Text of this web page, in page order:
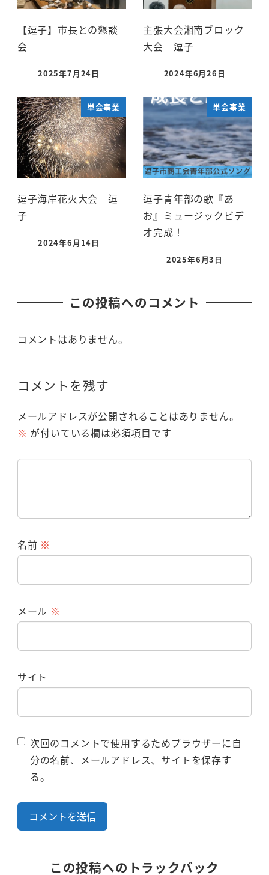
【逗子】市長との懇談
会
2025年7月24日
主張大会湘南ブロック
大会 逗子
2024年6月26日
単会事業
逗子海岸花火大会 逗
子
2024年6月14日
単会事業
逗子青年部の歌『あ
お』ミュージックビデ
オ完成！
2025年6月3日
この投稿へのコメント
コメントはありません。
コメントを残す
メールアドレスが公開されることはありません。
※ が付いている欄は必須項目です
名前 ※
メール ※
サイト
次回のコメントで使用するためブラウザーに自
分の名前、メールアドレス、サイトを保存す
る。
この投稿へのトラックバック